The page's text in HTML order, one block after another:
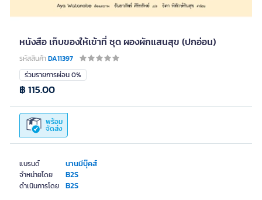
หนังสือ เก็บของให้เข้าที่ ชุด ผองผักแสนสุข (ปกอ่อน)
รหัสสินค้าDA11397
แบรนด์ นานมีบุ๊คส์
จำหน่ายโดย B2S
ดำเนินการโดย B2S
ร่วมรายการผ่อน 0%
พร้อม
จัดส่ง
฿ 115.00